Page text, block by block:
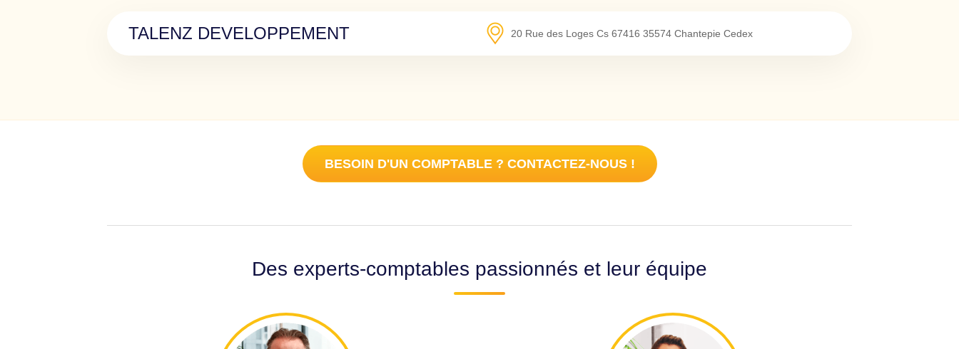
TALENZ DEVELOPPEMENT 20 Rue des Loges Cs 67416 35574 Chantepie Cedex
BESOIN D'UN COMPTABLE ? CONTACTEZ-NOUS !
Des experts-comptables passionnés et leur équipe